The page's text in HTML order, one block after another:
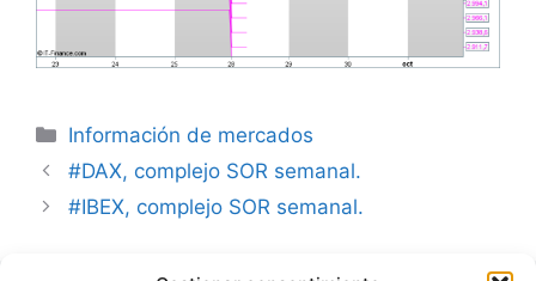
Categorías
Información de mercados
#DAX, complejo SOR semanal.
#IBEX, complejo SOR semanal.